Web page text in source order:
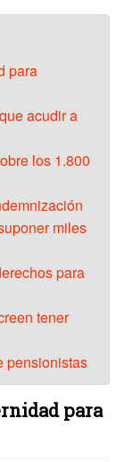
para
acudir a
los 1.800
miles
para
tener
pensionistas
para